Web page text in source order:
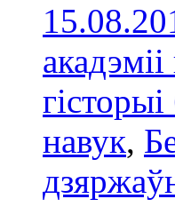
навук,